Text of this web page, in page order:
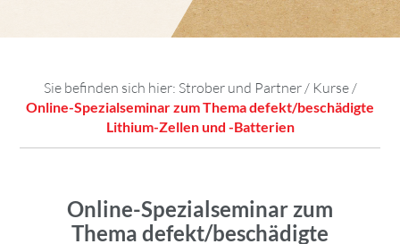
Sie befinden sich hier: Strober und Partner/ Kurse/
Online-Spezialseminar zum Thema defekt/beschädigte
Lithium-Zellen und -Batterien
Online-Spezialseminar zum
Thema defekt/beschädigte